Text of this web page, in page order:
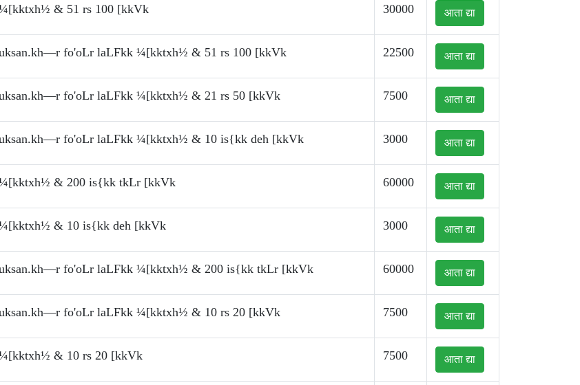
& 51 rs 100 [kkVk 30000 आता द्या
fo'oLr laLFkk ¼[kktxh½ & 51 rs 100 [kkVk 22500 आता द्या
fo'oLr laLFkk ¼[kktxh½ & 21 rs 50 [kkVk 7500 आता द्या
fo'oLr laLFkk ¼[kktxh½ & 10 is{kk deh [kkVk 3000 आता द्या
& 200 is{kk tkLr [kkVk 60000 आता द्या
& 10 is{kk deh [kkVk 3000 आता द्या
fo'oLr laLFkk ¼[kktxh½ & 200 is{kk tkLr [kkVk 60000 आता द्या
fo'oLr laLFkk ¼[kktxh½ & 10 rs 20 [kkVk 7500 आता द्या
& 10 rs 20 [kkVk 7500 आता द्या